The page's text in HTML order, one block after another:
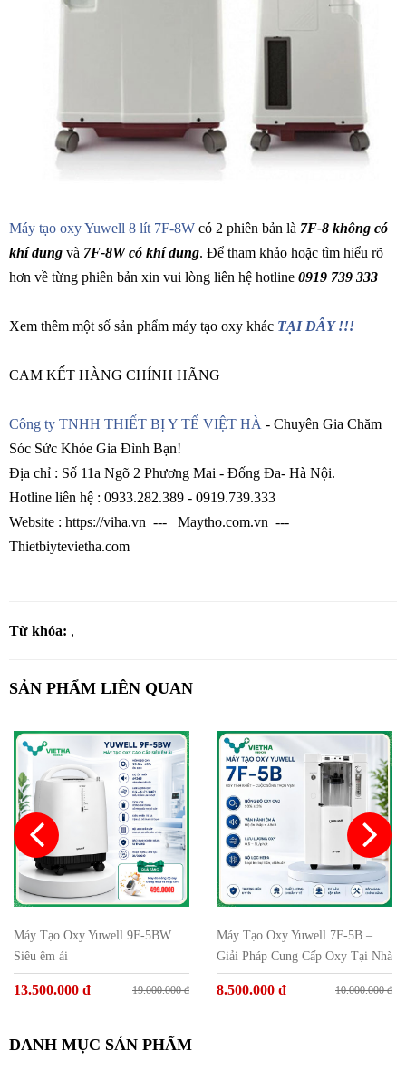
Máy tạo oxy Yuwell 8 lít 7F-8W có 2 phiên bản là 7F-8 không có
khí dung và 7F-8W có khí dung. Để tham khảo hoặc tìm hiểu rõ
hơn về từng phiên bản xin vui lòng liên hệ hotline 0919 739 333
Xem thêm một số sản phẩm máy tạo oxy khác TẠI ĐÂY !!!
CAM KẾT HÀNG CHÍNH HÃNG
Công ty TNHH THIẾT BỊ Y TẾ VIỆT HÀ - Chuyên Gia Chăm
Sóc Sức Khỏe Gia Đình Bạn!
Địa chỉ : Số 11a Ngõ 2 Phương Mai - Đống Đa- Hà Nội.
Hotline liên hệ : 0933.282.389 - 0919.739.333
Website : https://viha.vn --- Maytho.com.vn ---
Thietbiytevietha.com
Từ khóa: ,
SẢN PHẨM LIÊN QUAN
Máy Tạo Oxy Yuwell 9F-5BW
Siêu êm ái
13.500.000 đ 19.000.000 đ
Máy Tạo Oxy Yuwell 7F-5B –
Giải Pháp Cung Cấp Oxy Tại Nhà
Hiệu Quả Cho Người Bệnh
8.500.000 đ 10.000.000 đ
DANH MỤC SẢN PHẨM